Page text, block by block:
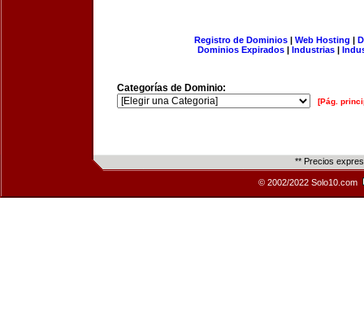
Registro de Dominios| Web Hosting |
Dominios Expirados | Industrias |
Categorías de Dominio:
[Pág.
** Precios
© 2002/2022 Solo10.com